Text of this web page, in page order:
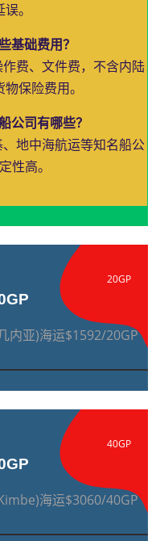
。
基础费用？
费、文件费，不含内陆
保险费用。
公司有哪些？
地中海航运等知名船公
性高。
20GP
内亚)海运$1592/20GP
40GP
海运$3060/40GP